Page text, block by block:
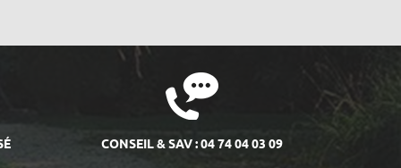
CONSEIL & SAV : 04 74 04 03 09